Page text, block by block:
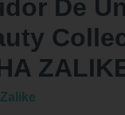
De
Zalike